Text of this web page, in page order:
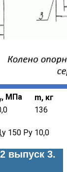
, МПа
m, кг
136
150 Ру 10,0
выпуск 3.